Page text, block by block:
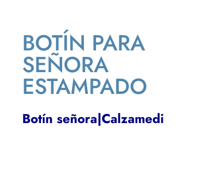
BOTÍN PARA
SEÑORA
ESTAMPADO
Botín señora|Calzamedi